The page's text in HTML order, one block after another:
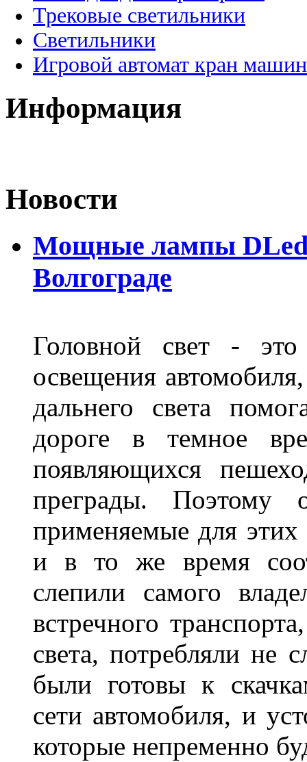
Трековые светильники
Светильники
Игровой автомат кран
Информация
Новости
Мощные лампы DLed
Волгограде
Головной свет -
освещения
дальнего света
дороге в темное
появляющихся
преграды. Поэтому
применяемые для
и в то же время
слепили самого
встречного
света, потребляли не
были готовы к
сети автомобиля, и
которые непременно